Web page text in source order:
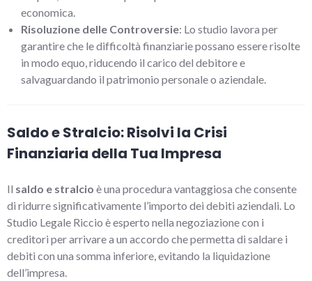
economica.
Risoluzione delle Controversie: Lo studio lavora per
garantire che le difficoltà finanziarie possano essere risolte
in modo equo, riducendo il carico del debitore e
salvaguardando il patrimonio personale o aziendale.
Saldo e Stralcio: Risolvi la Crisi
Finanziaria della Tua Impresa
Il saldo e stralcio è una procedura vantaggiosa che consente
di ridurre significativamente l’importo dei debiti aziendali. Lo
Studio Legale Riccio è esperto nella negoziazione con i
creditori per arrivare a un accordo che permetta di saldare i
debiti con una somma inferiore, evitando la liquidazione
dell’impresa.